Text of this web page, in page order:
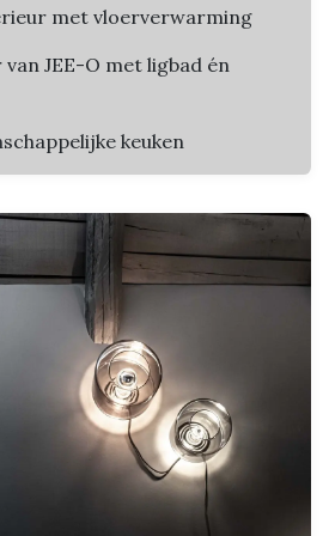
met vloerverwarming
JEE-O met ligbad én
keuken